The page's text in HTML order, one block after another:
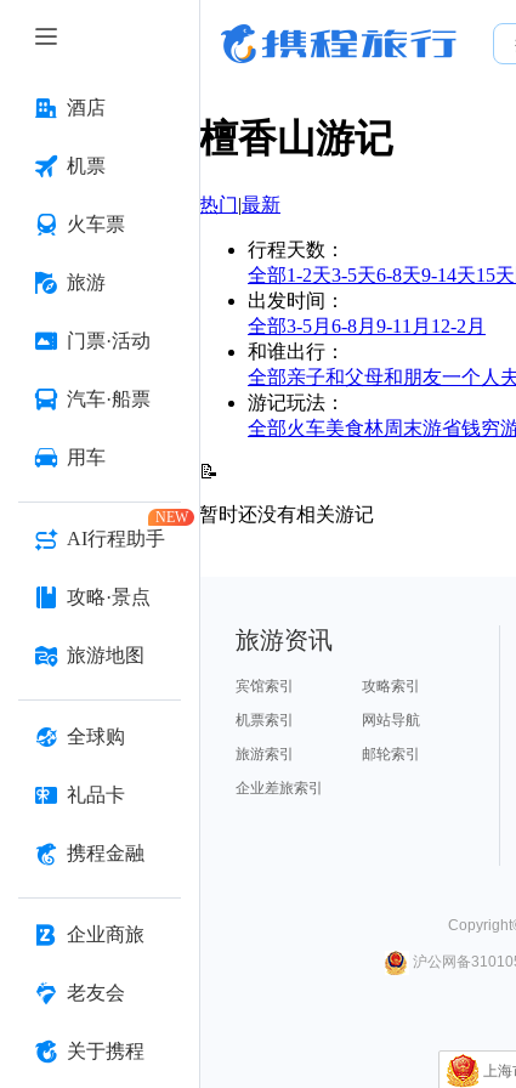
酒店
机票
火车票
旅游
门票·活动
汽车·船票
用车
AI行程助手
NEW
攻略·景点
旅游地图
全球购
礼品卡
携程金融
企业商旅
老友会
关于携程
檀香山游记
热门|最新
行程天数 ：
全部1-2天3-5天6-8天9-14天15
出发时间 ：
全部3-5月 6-8月 9-11月 12-2月
和谁出行 ：
全部亲子和父母和朋友一个人
游记玩法 ：
全部火车美食林周末游省钱穷
📝
暂时还没有相关游记
旅游资讯
宾馆索引
攻略索引
机票索引
网站导航
旅游索引
邮轮索引
企业差旅索引
沪公网备
上海